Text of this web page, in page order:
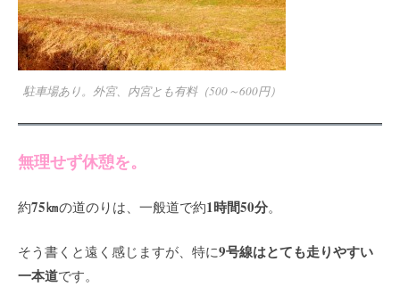
駐車場あり。外宮、内宮とも有料（500～600円）
無理せず休憩を。
約75㎞の道のりは、一般道で約1時間50分。
そう書くと遠く感じますが、特に9号線はとても走りやすい
一本道です。